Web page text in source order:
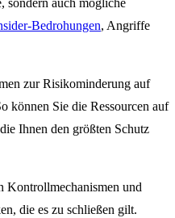
sondern auch mögliche
Bedrohungen, Angriffe
zur Risikominderung auf
können Sie die Ressourcen auf
Ihnen den größten Schutz
Kontrollmechanismen und
die es zu schließen gilt.